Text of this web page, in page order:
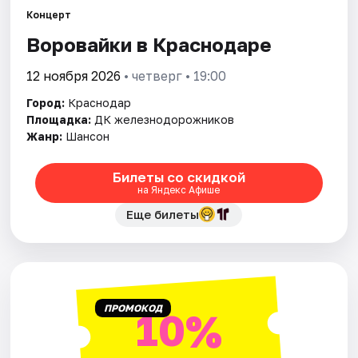
Города
Площадки
Артисты
Концерт
Воровайки в Краснодаре
12 ноября 2026 • четверг • 19:00
Город: Краснодар
Площадка: ДК железнодорожников
Жанр: Шансон
Билеты со скидкой
на Яндекс Афише
Еще билеты
ПРОМОКОД10%